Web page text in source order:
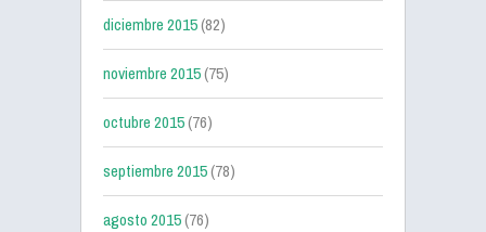
diciembre 2015(82)
noviembre 2015(75)
octubre 2015(76)
septiembre 2015(78)
agosto 2015(76)